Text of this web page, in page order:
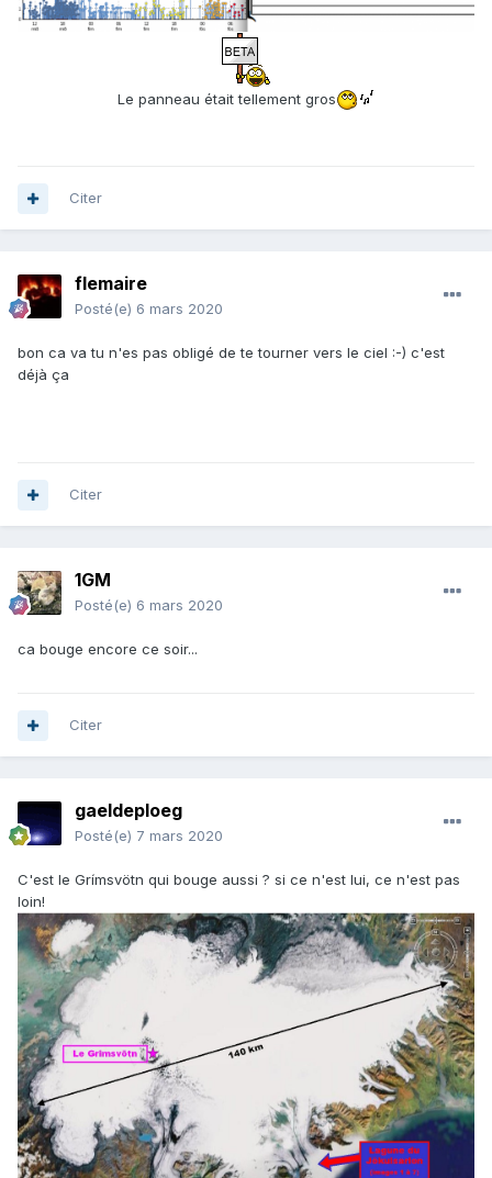
Le panneau était tellement gros
Citer
flemaire
Posté(e) 6 mars 2020
bon ca va tu n'es pas obligé de te tourner vers le ciel :-) c'est
déjà ça
Citer
1GM
Posté(e) 6 mars 2020
ca bouge encore ce soir...
Citer
gaeldeploeg
Posté(e) 7 mars 2020
C'est le Grímsvötn qui bouge aussi ? si ce n'est lui, ce n'est pas
loin!